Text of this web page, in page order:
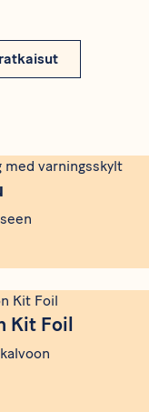
Kit Foil